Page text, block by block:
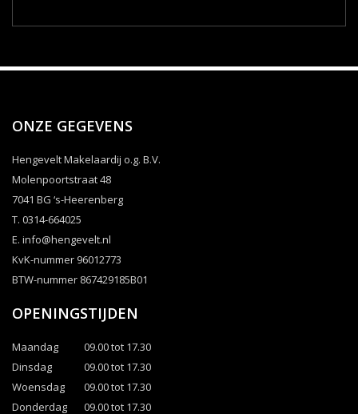
ONZE GEGEVENS
Hengevelt Makelaardij o.g. B.V.
Molenpoortstraat 48
7041 BG ‘s-Heerenberg
T. 0314-664025
E. info@hengevelt.nl
KvK-nummer 96012773
BTW-nummer 867429185B01
OPENINGSTIJDEN
Maandag
09.00 tot 17.30
Dinsdag
09.00 tot 17.30
Woensdag
09.00 tot 17.30
Donderdag
09.00 tot 17.30